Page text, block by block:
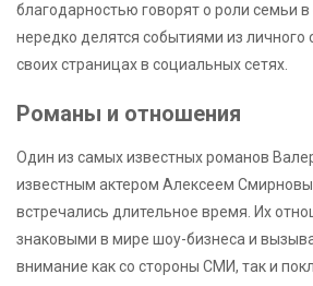
благодарностью говорят о роли семьи
нередко делятся событиями из личного
своих страницах в социальных сетях.
Романы и отношения
Один из самых известных романов
известным актером Алексеем
встречались длительное время. Их
знаковыми в мире шоу-бизнеса и
внимание как со стороны СМИ, так и